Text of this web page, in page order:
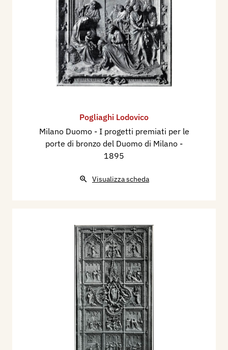
Pogliaghi Lodovico
Milano Duomo - I progetti premiati per le
porte di bronzo del Duomo di Milano -
1895
Visualizza scheda